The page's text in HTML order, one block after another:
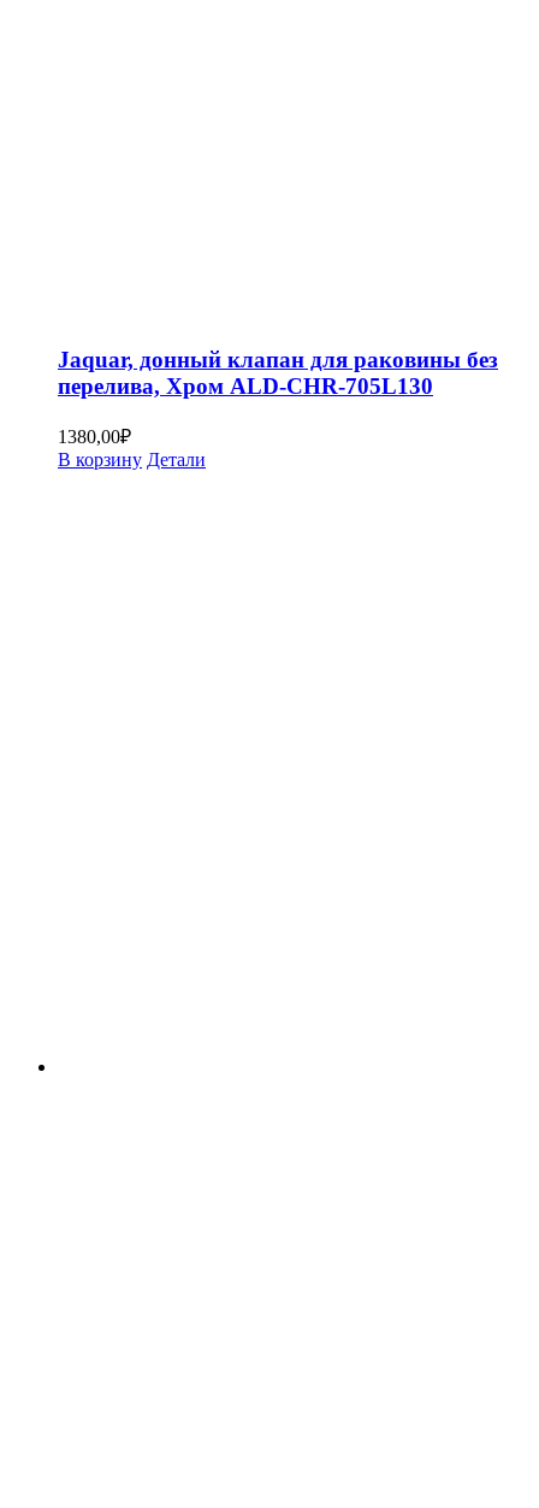
Jaquar, донный клапан для раковины без
перелива, Хром ALD-CHR-705L130
1380,00₽
В корзину Детали